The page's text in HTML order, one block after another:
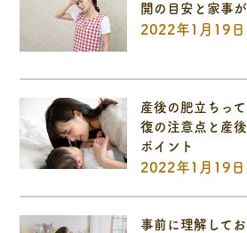
2022年1月19日
開の目安と家事
2022年1月19日
産後の肥立ちっ
復の注意点と産
ポイント
事前に理解して